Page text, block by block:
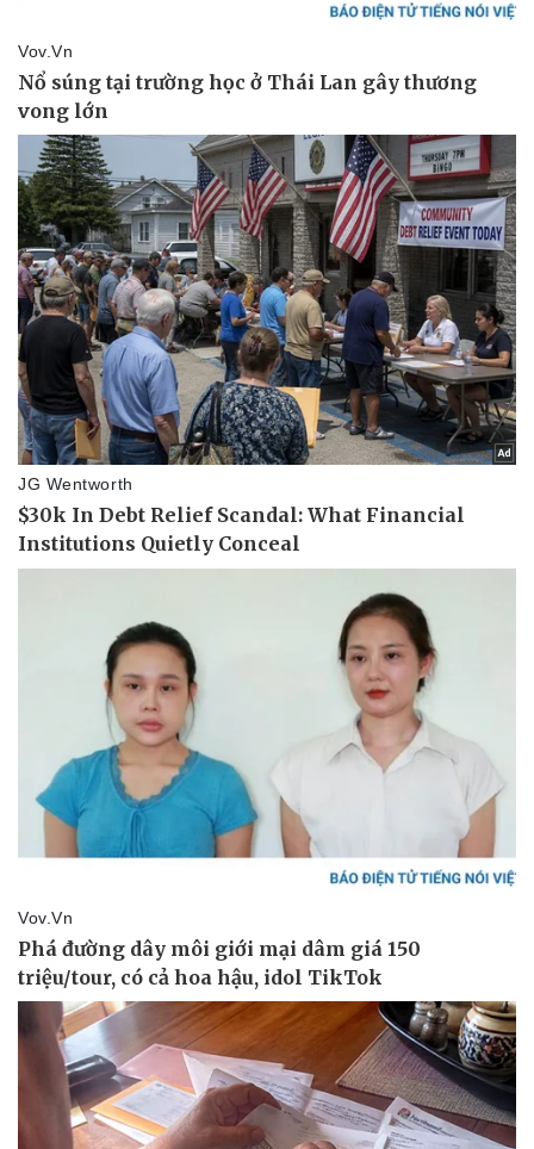
Nam khoa
Làm đẹp - giảm cân
Phòng mạch online
Ăn sạch sống khỏe
Văn hóa
Sân khấu - Điện ảnh
Văn học
Âm nhạc
Di sản
Giải trí
Thời trang
Sao Việt